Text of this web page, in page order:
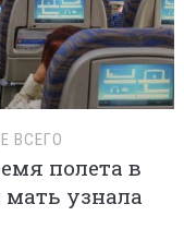
ВСЕГО
полета в
мать узнала